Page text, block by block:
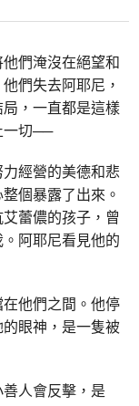
們淹沒在絕望和
們失去阿耶尼，
，一直都是這樣
一切──
經營的美德和悲
個暴露了出來。
蕾儂的孩子，曾
阿耶尼看見他的
他們之間。他停
眼神，是一隻被
人會反擊，是